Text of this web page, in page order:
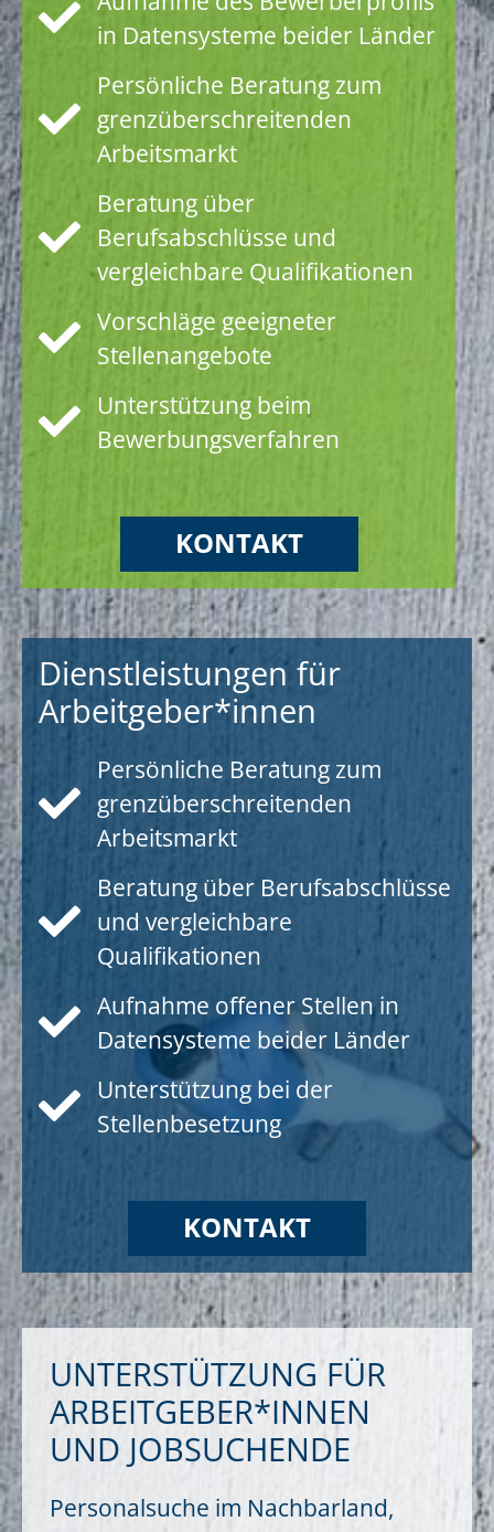
in Datensysteme beider Länder
Persönliche Beratung zum
grenzüberschreitenden
Arbeitsmarkt
Beratung über
Berufsabschlüsse und
vergleichbare Qualifikationen
Vorschläge geeigneter
Stellenangebote
Unterstützung beim
Bewerbungsverfahren
KONTAKT
Dienstleistungen für
Arbeitgeber*innen
Persönliche Beratung zum
grenzüberschreitenden
Arbeitsmarkt
Beratung über Berufsabschlüsse
und vergleichbare
Qualifikationen
Aufnahme offener Stellen in
Datensysteme beider Länder
Unterstützung bei der
Stellenbesetzung
KONTAKT
UNTERSTÜTZUNG FÜR
ARBEITGEBER*INNEN
UND JOBSUCHENDE
Personalsuche im Nachbarland,